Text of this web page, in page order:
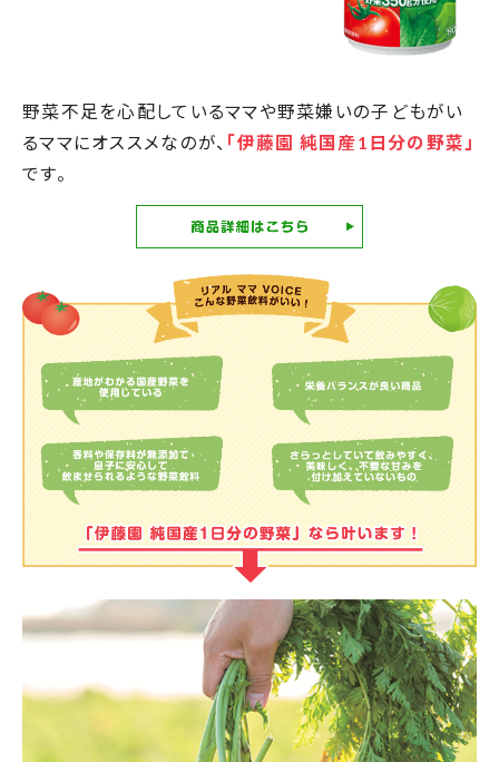
野菜不足を心配しているママや野菜嫌いの子どもがい
るママにオススメなのが、 「伊藤園 純国産1日分の野菜」
です。